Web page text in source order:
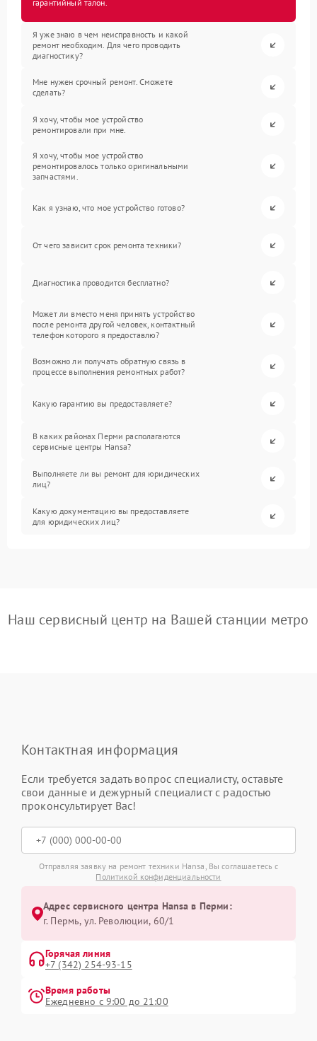
гарантийный талон.
Я уже знаю в чем неисправность и какой
ремонт необходим. Для чего проводить
диагностику?
Мне нужен срочный ремонт. Сможете
сделать?
Я хочу, чтобы мое устройство
ремонтировали при мне.
Я хочу, чтобы мое устройство
ремонтировалось только оригинальными
запчастями.
Как я узнаю, что мое устройство готово?
От чего зависит срок ремонта техники?
Диагностика проводится бесплатно?
Может ли вместо меня принять устройство
после ремонта другой человек, контактный
телефон которого я предоставлю?
Возможно ли получать обратную связь в
процессе выполнения ремонтных работ?
Какую гарантию вы предоставляете?
В каких районах Перми располагаются
сервисные центры Hansa?
Выполняете ли вы ремонт для юридических
лиц?
Какую документацию вы предоставляете
для юридических лиц?
Наш сервисный центр на Вашей станции метро
Контактная информация
Если требуется задать вопрос специалисту, оставьте
свои данные и дежурный специалист с радостью
проконсультирует Вас!
Отправляя заявку на ремонт техники Hansa, Вы соглашаетесь с
Политикой конфиденциальности
Адрес сервисного центра Hansa в Перми:
г. Пермь, ул. ​Революции, 60/1
Горячая линия
+7 (342) 254-93-15
Время работы
Ежедневно с 9:00 до 21:00